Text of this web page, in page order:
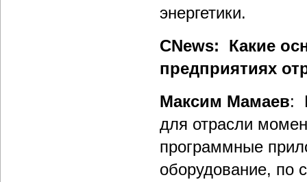
энергетики.
CNews: Какие
предприятиях
Максим Мамаев:
для отрасли
программные
оборудование, по